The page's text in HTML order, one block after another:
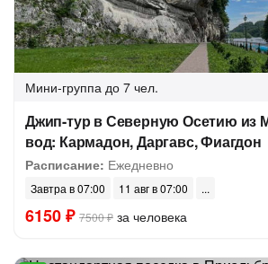
Мини-группа до 7 чел.
Джип-тур в Северную Осетию из
вод: Кармадон, Даргавс, Фиагдон
Расписание: Ежедневно
Завтра в 07:00 11 авг в 07:00
6150 ₽ 7500 ₽ за человека